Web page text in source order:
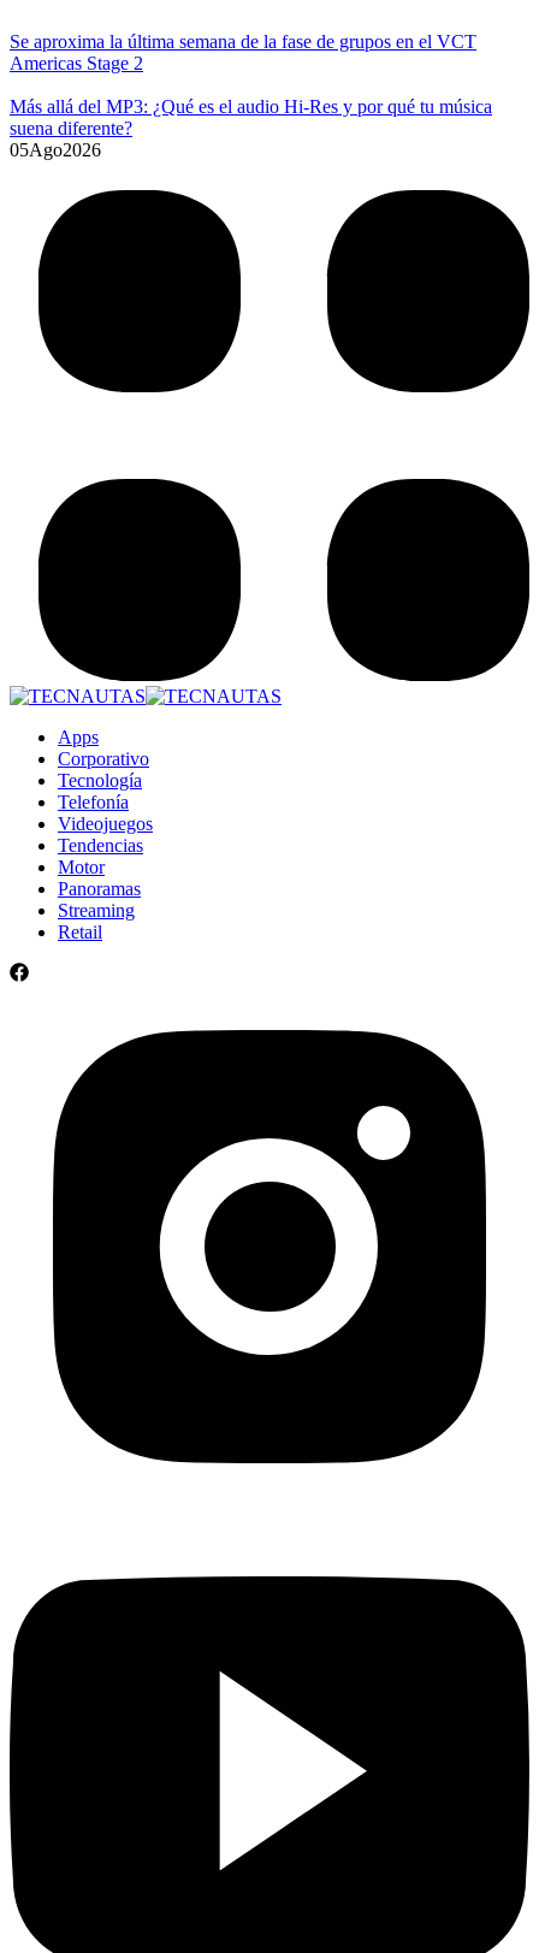
Se aproxima la última semana de la fase de grupos en el VCT
Americas Stage 2
Más allá del MP3: ¿Qué es el audio Hi-Res y por qué tu música
suena diferente?
05Ago2026
Apps
Corporativo
Tecnología
Telefonía
Videojuegos
Tendencias
Motor
Panoramas
Streaming
Retail